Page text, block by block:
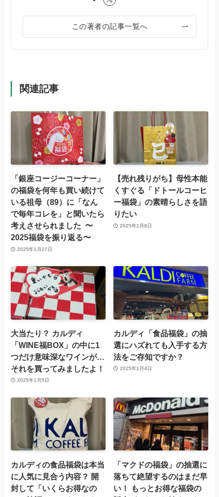
この著者の記事一覧へ
関連記事
「銀座コージーコーナー」
の福袋を何年も買い続けて
いる祖母（89）に「なん
で毎年コレを」と聞いたら
考えさせられました 〜
2025福袋を振り返る〜
2025年1月27日
【売れ残りがち】母性本能
くすぐる「ドトールコーヒ
ー福袋」の素晴らしさを語
りたい
2025年1月8日
大当たり？ カルディ
「WINE福BOX」の中に1
つだけ意味深なワインが…
それを買ってみましたよ！
2025年1月5日
カルディ「食品福袋」の抽
選にハズれても入手する方
法をご存知ですか？
2025年1月4日
カルディの食品福袋は本当
に人気に見合う内容？ 開
封して「いくらお得なの
「マクドの福袋」の抽選に
落ちて絶望するのはまだ早
い！ もっとお得な福袋の